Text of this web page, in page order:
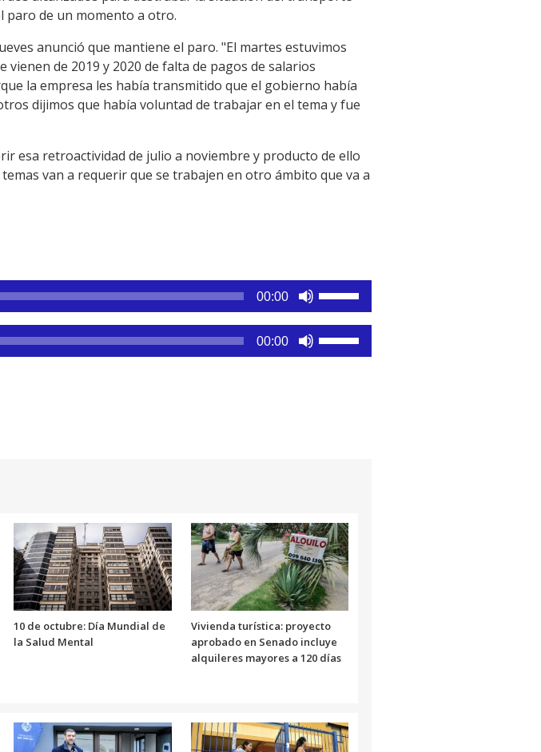
paro de un momento a otro.
anunció que mantiene el paro. "El martes estuvimos
de 2019 y 2020 de falta de pagos de salarios
la empresa les había transmitido que el gobierno había
dijimos que había voluntad de trabajar en el tema y fue
esa retroactividad de julio a noviembre y producto de ello
van a requerir que se trabajen en otro ámbito que va a
00:00
teclas
de
00:00
el
volumen.
10 de octubre: Día Mundial de
la Salud Mental
Vivienda turística: proyecto
aprobado en Senado incluye
alquileres mayores a 120 días